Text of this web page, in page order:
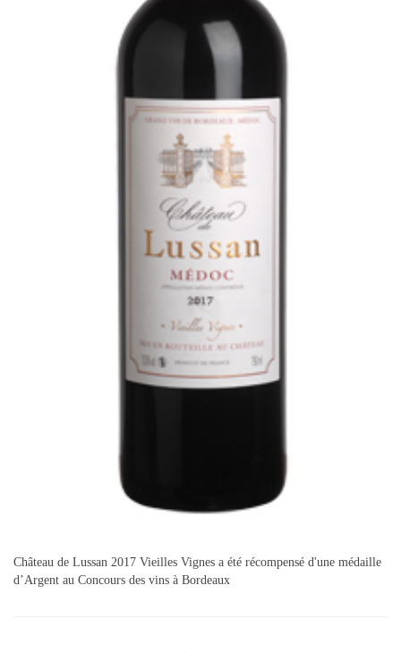
Château de Lussan 2017 Vieilles Vignes a été récompensé d'une médaille
d’Argent au Concours des vins à Bordeaux